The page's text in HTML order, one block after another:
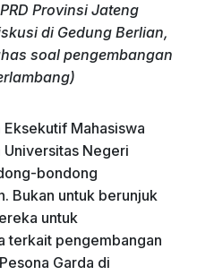
ai
l
ar
e
Provinsi Jateng
di Gedung Berlian,
soal pengembangan
Eksekutif Mahasiswa
Universitas Negeri
bondong
Bukan untuk berunjuk
untuk
terkait pengembangan
Garda di